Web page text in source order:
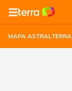
MAPA ASTRAL